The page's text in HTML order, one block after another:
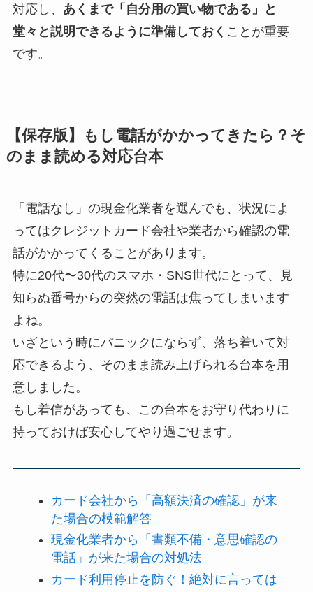
miközben a játékosok számára átláthatóbbá válik,
milyen feltételek mellett érdemes elkezdeni a
használatot. A trend jól mutatja, hogy a kényelem
対応し、 あくまで「自分用の買い物である」と
堂々と説明できるように準備しておく ことが重要
です。
【保存版】もし電話がかかってきたら？そ
のまま読める対応台本
「電話なし」の現金化業者を選んでも、状況によ
ってはクレジットカード会社や業者から確認の電
話がかかってくることがあります。
特に20代〜30代のスマホ・SNS世代にとって、見
知らぬ番号からの突然の電話は焦ってしまいます
よね。
いざという時にパニックにならず、落ち着いて対
応できるよう、そのまま読み上げられる台本を用
意しました。
もし着信があっても、この台本をお守り代わりに
持っておけば安心してやり過ごせます。
カード会社から「高額決済の確認」が来
た場合の模範解答
現金化業者から「書類不備・意思確認の
電話」が来た場合の対処法
カード利用停止を防ぐ！絶対に言っては